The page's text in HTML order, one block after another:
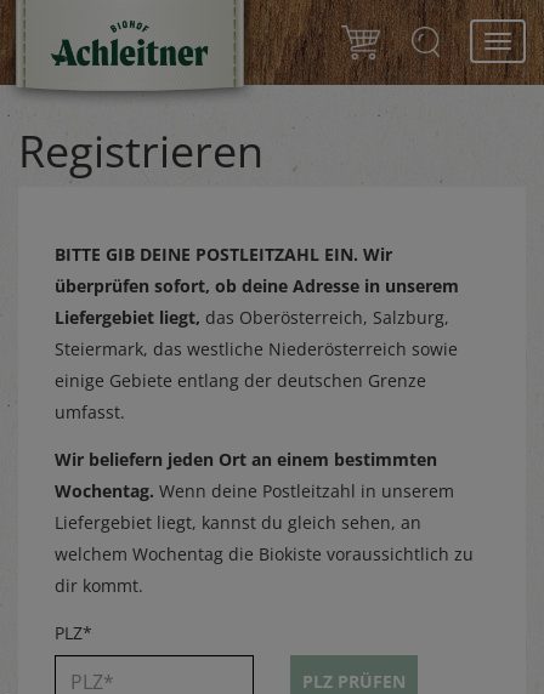
Registrieren
BITTE GIB DEINE POSTLEITZAHL EIN. Wir
überprüfen sofort, ob deine Adresse in unserem
Liefergebiet liegt, das Oberösterreich, Salzburg,
Steiermark, das westliche Niederösterreich sowie
einige Gebiete entlang der deutschen Grenze
umfasst.
Wir beliefern jeden Ort an einem bestimmten
Wochentag. Wenn deine Postleitzahl in unserem
Liefergebiet liegt, kannst du gleich sehen, an
welchem Wochentag die Biokiste voraussichtlich zu
dir kommt.
PLZ*
PLZ PRÜFEN